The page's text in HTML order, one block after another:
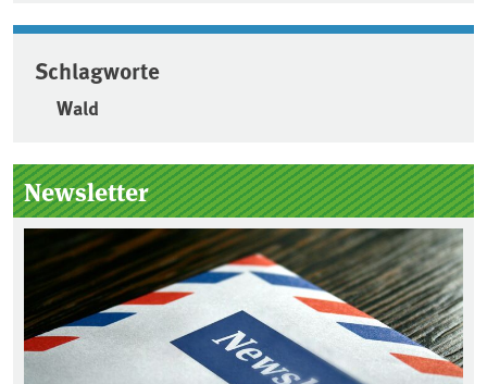
Schlagworte
Wald
Seitenleiste
Newsletter